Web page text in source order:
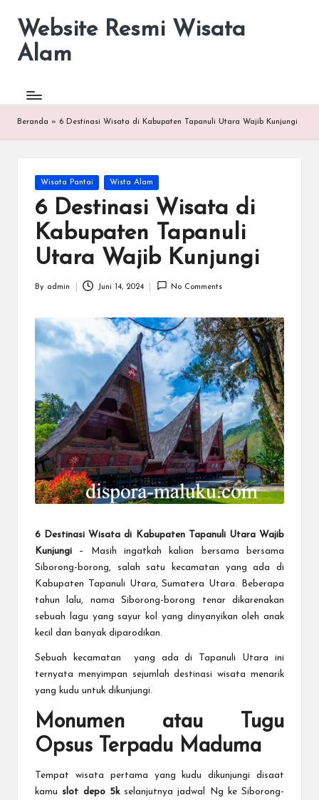
Website Resmi Wisata
Alam
Beranda » 6 Destinasi Wisata di Kabupaten Tapanuli Utara Wajib Kunjungi
Posted
Wisata Pantai Wista Alam
6 Destinasi Wisata di
Kabupaten Tapanuli
Utara Wajib Kunjungi
By admin Juni 14, 2024 No Comments
6 Destinasi Wisata di Kabupaten Tapanuli Utara Wajib
Kunjungi – Masih ingatkah kalian bersama bersama
Siborong-borong, salah satu kecamatan yang ada di
Kabupaten Tapanuli Utara, Sumatera Utara. Beberapa
tahun lalu, nama Siborong-borong tenar dikarenakan
sebuah lagu yang sayur kol yang dinyanyikan oleh anak
kecil dan banyak diparodikan.
Sebuah kecamatan yang ada di Tapanuli Utara ini
ternyata menyimpan sejumlah destinasi wisata menarik
yang kudu untuk dikunjungi.
Monumen atau Tugu
Opsus Terpadu Maduma
Tempat wisata pertama yang kudu dikunjungi disaat
kamuslot depo 5k selanjutnya jadwal Ng ke Siborong-